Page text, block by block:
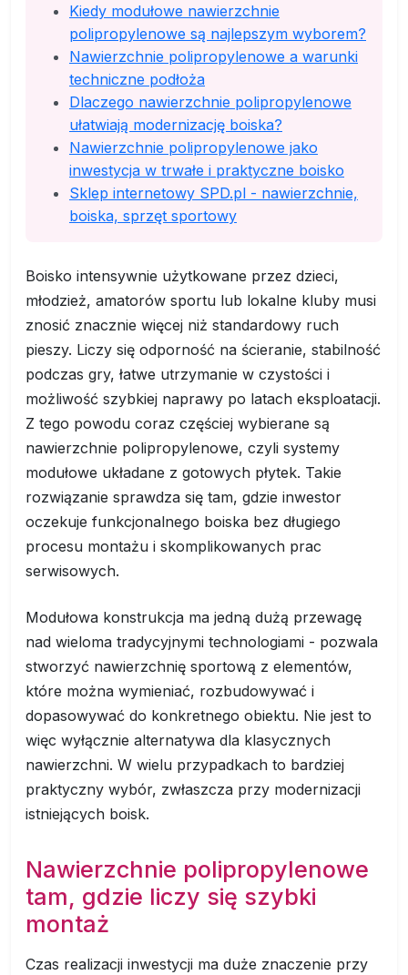
Kiedy modułowe nawierzchnie
polipropylenowe są najlepszym wyborem?
Nawierzchnie polipropylenowe a warunki
techniczne podłoża
Dlaczego nawierzchnie polipropylenowe
ułatwiają modernizację boiska?
Nawierzchnie polipropylenowe jako
inwestycja w trwałe i praktyczne boisko
Sklep internetowy SPD.pl - nawierzchnie,
boiska, sprzęt sportowy
Boisko intensywnie użytkowane przez dzieci,
młodzież, amatorów sportu lub lokalne kluby musi
znosić znacznie więcej niż standardowy ruch
pieszy. Liczy się odporność na ścieranie, stabilność
podczas gry, łatwe utrzymanie w czystości i
możliwość szybkiej naprawy po latach eksploatacji.
Z tego powodu coraz częściej wybierane są
nawierzchnie polipropylenowe, czyli systemy
modułowe układane z gotowych płytek. Takie
rozwiązanie sprawdza się tam, gdzie inwestor
oczekuje funkcjonalnego boiska bez długiego
procesu montażu i skomplikowanych prac
serwisowych.
Modułowa konstrukcja ma jedną dużą przewagę
nad wieloma tradycyjnymi technologiami - pozwala
stworzyć nawierzchnię sportową z elementów,
które można wymieniać, rozbudowywać i
dopasowywać do konkretnego obiektu. Nie jest to
więc wyłącznie alternatywa dla klasycznych
nawierzchni. W wielu przypadkach to bardziej
praktyczny wybór, zwłaszcza przy modernizacji
istniejących boisk.
Nawierzchnie polipropylenowe
tam, gdzie liczy się szybki
montaż
Czas realizacji inwestycji ma duże znaczenie przy